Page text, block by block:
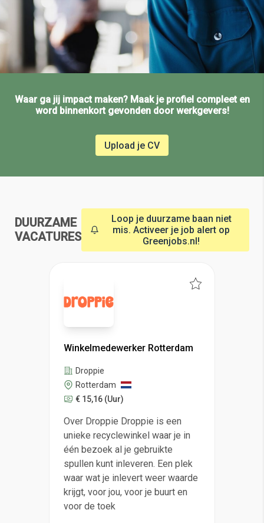
Waar ga jij impact maken? Maak je profiel compleet en
word binnenkort gevonden door werkgevers!
Upload je CV
DUURZAME
VACATURES
Loop je duurzame baan niet
mis. Activeer je job alert op
Greenjobs.nl!
Winkelmedewerker Rotterdam
Droppie
Rotterdam
€ 15,16 (Uur)
Over Droppie Droppie is een
unieke recyclewinkel waar je in
één bezoek al je gebruikte
spullen kunt inleveren. Een plek
waar wat je inlevert weer waarde
krijgt, voor jou, voor je buurt en
voor de toek